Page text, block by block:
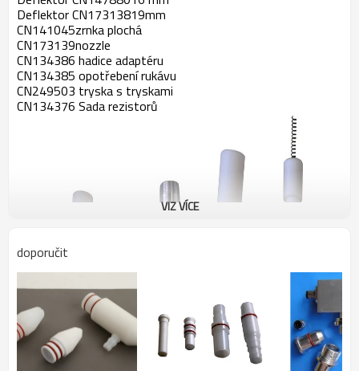
Deflektor CN17313819mm
CN141045zrnka plochá
CN173139nozzle
CN134386 hadice adaptéru
CN134385 opotřebení rukávu
CN249503 tryska s tryskami
CN134376 Sada rezistorů
VIZ VÍCE
doporučit